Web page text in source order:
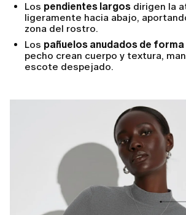
Los pendientes largos dirigen la
ligeramente hacia abajo,
zona del rostro.
Los pañuelos anudados de
pecho crean cuerpo y textura,
escote despejado.